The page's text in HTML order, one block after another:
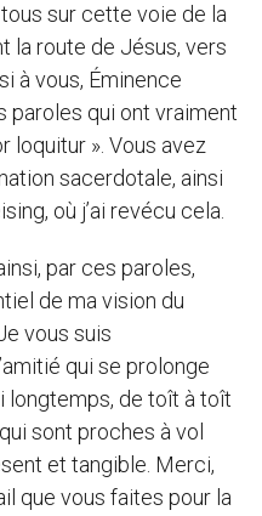
sur cette voie de la
la route de Jésus, vers
à vous, Éminence
paroles qui ont vraiment
loquitur ». Vous avez
sacerdotale, ainsi
où j’ai revécu cela.
par ces paroles,
de ma vision du
vous suis
qui se prolonge
longtemps, de toît à toît
sont proches à vol
et tangible. Merci,
que vous faites pour la